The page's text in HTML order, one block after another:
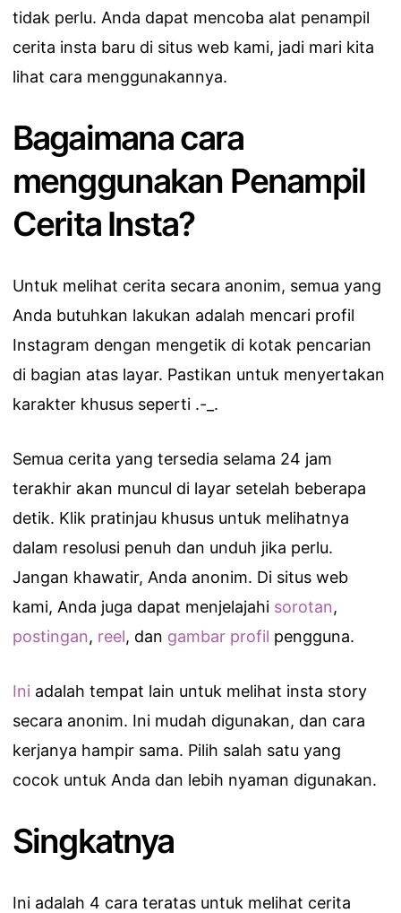
tidak perlu. Anda dapat mencoba alat penampil
cerita insta baru di situs web kami, jadi mari kita
lihat cara menggunakannya.
Bagaimana cara
menggunakan Penampil
Cerita Insta?
Untuk melihat cerita secara anonim, semua yang
Anda butuhkan lakukan adalah mencari profil
Instagram dengan mengetik di kotak pencarian
di bagian atas layar. Pastikan untuk menyertakan
karakter khusus seperti .-_.
Semua cerita yang tersedia selama 24 jam
terakhir akan muncul di layar setelah beberapa
detik. Klik pratinjau khusus untuk melihatnya
dalam resolusi penuh dan unduh jika perlu.
Jangan khawatir, Anda anonim. Di situs web
kami, Anda juga dapat menjelajahi sorotan,
postingan, reel, dan gambar profil pengguna.
Ini adalah tempat lain untuk melihat insta story
secara anonim. Ini mudah digunakan, dan cara
kerjanya hampir sama. Pilih salah satu yang
cocok untuk Anda dan lebih nyaman digunakan.
Singkatnya
Ini adalah 4 cara teratas untuk melihat cerita